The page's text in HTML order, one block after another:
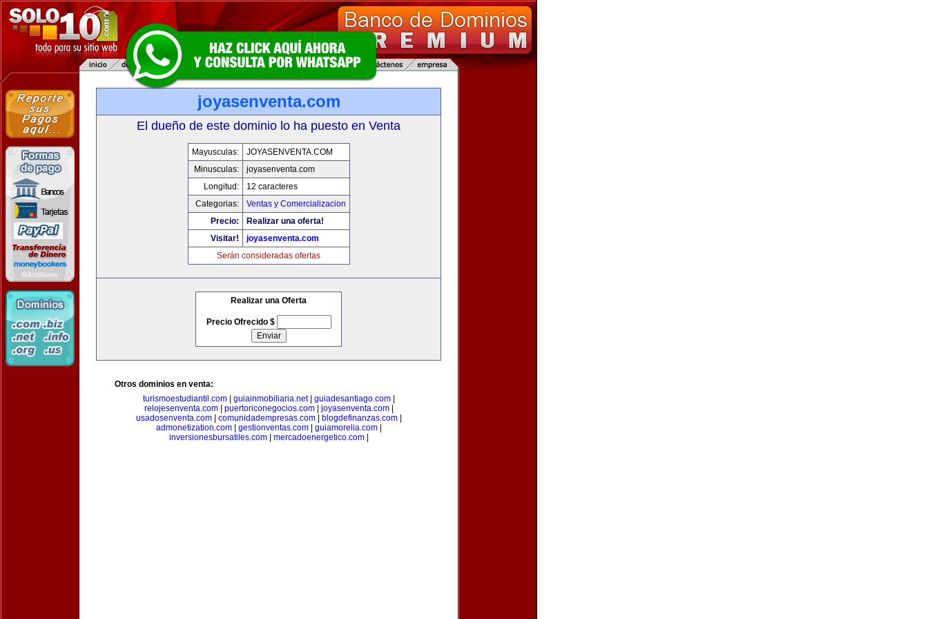
joyasenventa.com
El dueño de este dominio lo ha puesto en Venta
Mayusculas:
JOYASENVENTA.COM
Minusculas:
joyasenventa.com
Longitud:
12 caracteres
Categorias:
Ventas y Comercializacion
Precio:
Realizar una oferta!
Visitar!
joyasenventa.com
Serán consideradas ofertas
Realizar una Oferta
Precio Ofrecido $
Otros dominios en venta:
turismoestudiantil.com| guiainmobiliaria.net| guiadesantiago.com|
relojesenventa.com| puertoriconegocios.com| joyasenventa.com|
usadosenventa.com| comunidadempresas.com| blogdefinanzas.com|
admonetization.com| gestionventas.com| guiamorelia.com|
inversionesbursatiles.com| mercadoenergetico.com|